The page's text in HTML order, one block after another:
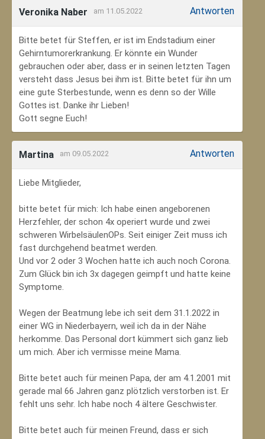
Veronika Naber am 11.05.2022 Antworten
Bitte betet für Steffen, er ist im Endstadium einer
Gehirntumorerkrankung. Er könnte ein Wunder
gebrauchen oder aber, dass er in seinen letzten Tagen
versteht dass Jesus bei ihm ist. Bitte betet für ihn um
eine gute Sterbestunde, wenn es denn so der Wille
Gottes ist. Danke ihr Lieben!
Gott segne Euch!
Martina am 09.05.2022 Antworten
Liebe Mitglieder,
bitte betet für mich: Ich habe einen angeborenen
Herzfehler, der schon 4x operiert wurde und zwei
schweren WirbelsäulenOPs. Seit einiger Zeit muss ich
fast durchgehend beatmet werden.
Und vor 2 oder 3 Wochen hatte ich auch noch Corona.
Zum Glück bin ich 3x dagegen geimpft und hatte keine
Symptome.
Wegen der Beatmung lebe ich seit dem 31.1.2022 in
einer WG in Niederbayern, weil ich da in der Nähe
herkomme. Das Personal dort kümmert sich ganz lieb
um mich. Aber ich vermisse meine Mama.
Bitte betet auch für meinen Papa, der am 4.1.2001 mit
gerade mal 66 Jahren ganz plötzlich verstorben ist. Er
fehlt uns sehr. Ich habe noch 4 ältere Geschwister.
Bitte betet auch für meinen Freund, dass er sich